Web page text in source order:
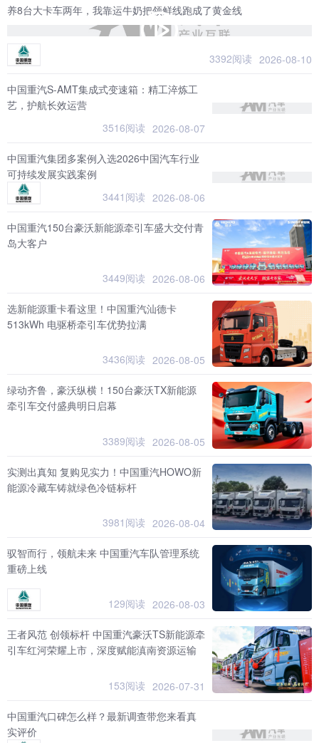
养8台大卡车两年，我靠运牛奶把领鲜线跑成了黄金线
3392阅读 2026-08-10
中国重汽S-AMT集成式变速箱：精工淬炼工
艺，护航长效运营
3516阅读 2026-08-07
中国重汽集团多案例入选2026中国汽车行业
可持续发展实践案例
3441阅读 2026-08-06
中国重汽150台豪沃新能源牵引车盛大交付青
岛大客户
3449阅读 2026-08-06
选新能源重卡看这里！中国重汽汕德卡
513kWh 电驱桥牵引车优势拉满
3436阅读 2026-08-05
绿动齐鲁，豪沃纵横！150台豪沃TX新能源
牵引车交付盛典明日启幕
3389阅读 2026-08-05
实测出真知 复购见实力！中国重汽HOWO新
能源冷藏车铸就绿色冷链标杆
3981阅读 2026-08-04
驭智而行，领航未来 中国重汽车队管理系统
重磅上线
129阅读 2026-08-03
王者风范 创领标杆 中国重汽豪沃TS新能源牵
引车红河荣耀上市，深度赋能滇南资源运输
153阅读 2026-07-31
中国重汽口碑怎么样？最新调查带您来看真
实评价